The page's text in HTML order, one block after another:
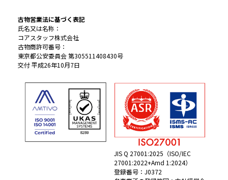
古物営業法に基づく表記
氏名又は名称：
コアスタッフ株式会社
古物商許可番号：
東京都公安委員会 第305511408430号
交付 平成26年10月7日
JIS Q 27001:2025（ISO/IEC
27001:2022+Amd 1:2024）
登録番号：J0372